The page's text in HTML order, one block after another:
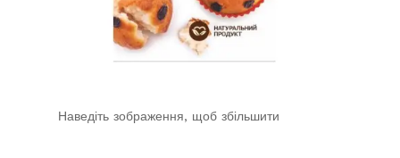
Наведіть зображення, щоб збільшити